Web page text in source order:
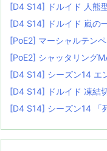
[D4 S14] ドルイド 人熊
[D4 S14] ドルイド 嵐の
[PoE2] マーシャルテン
[PoE2] シャッタリング
[D4 S14] シーズン14 エ
[D4 S14] ドルイド 凍結
[D4 S14] シーズン14 「